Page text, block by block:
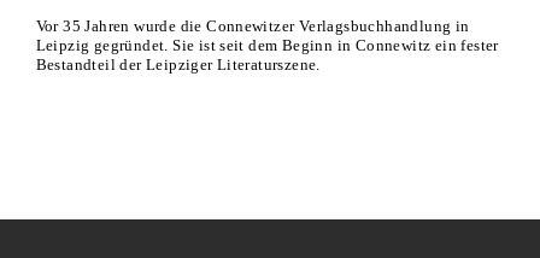
Vor 35 Jahren wurde die Connewitzer Verlagsbuchhandlung in
Leipzig gegründet. Sie ist seit dem Beginn in Connewitz ein fester
Bestandteil der Leipziger Literaturszene.